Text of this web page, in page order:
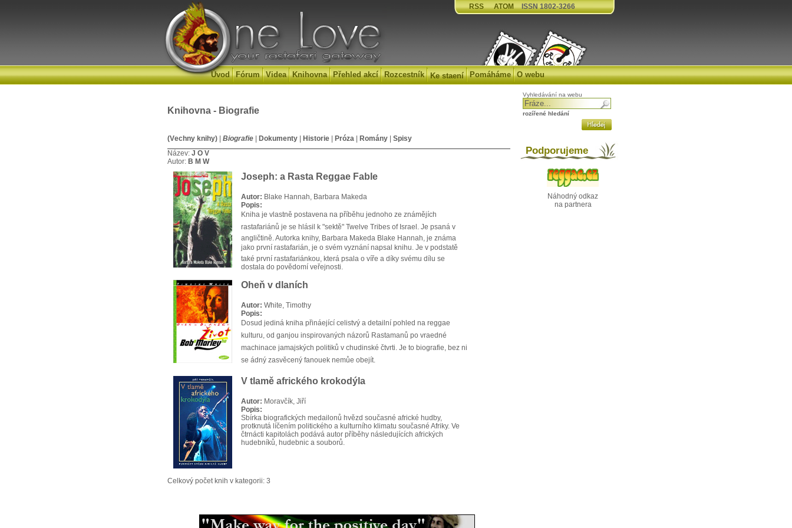
RSS ATOM ISSN 1802-3266
Úvod Fórum Videa Knihovna Přehled akcí Rozcestník Ke staení Pomáháme O webu
Knihovna - Biografie
(Vechny knihy) Biografie Dokumenty Historie Próza Romány
Spisy
Název: J O V
Autor: B M W
Joseph: a Rasta Reggae Fable
Autor: Blake Hannah, Barbara Makeda
Popis:
Kniha je vlastně postavena na příběhu jednoho ze známějích
rastafariánů je se hlásil k "sektě" Twelve Tribes of Israel. Je psaná v
angličtině. Autorka knihy, Barbara Makeda Blake Hannah, je známa
jako první rastafarián, je o svém vyznání napsal knihu. Je v podstatě
také první rastafariánkou, která psala o víře a díky svému dílu se
dostala do povědomí veřejnosti.
Oheň v dlaních
Autor: White, Timothy
Popis:
Dosud jediná kniha přináející celistvý a detailní pohled na reggae
kulturu, od ganjou inspirovaných názorů Rastamanů po vraedné
machinace jamajských politiků v chudinské čtvrti. Je to biografie, bez ni
se ádný zasvěcený fanouek nemůe obejít.
V tlamě afrického krokodýla
Autor: Moravčík, Jiří
Popis:
Sbírka biografických medailonů hvězd současné africké hudby,
protknutá líčením politického a kulturního klimatu současné Afriky. Ve
čtrnácti kapitolách podává autor příběhy následujících afrických
hudebníků, hudebnic a souborů.
Celkový počet knih v kategorii: 3
Vyhledávání na webu
rozířené hledání
Podporujeme
Náhodný odkaz
na partnera